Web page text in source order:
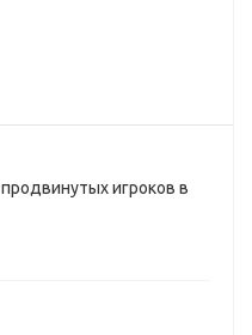
игроков в